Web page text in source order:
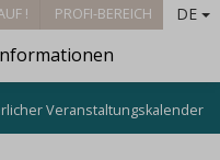
! PROFI-BEREICH DE
Veranstaltungskalender